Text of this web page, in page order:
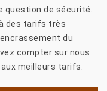
question de sécurité.
des tarifs très
du
compter sur nous
meilleurs tarifs.